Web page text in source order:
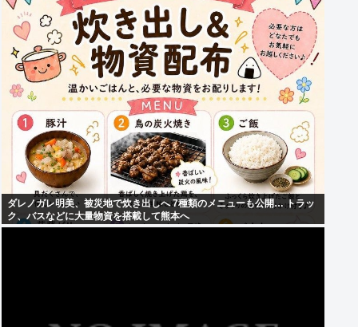
ダレノガレ明美、被災地で炊き出しへ 7種類のメニューも公開… トラッ
ク、バスなどに大量物資を搭載して熊本へ